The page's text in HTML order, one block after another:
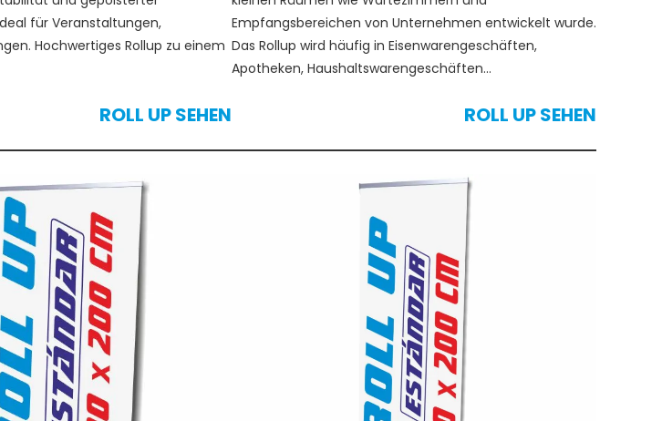
für Veranstaltungen,
Hochwertiges Rollup zu einem
ROLL UP SEHEN
Empfangsbereichen von Unternehmen entwickelt wurde.
Das Rollup wird häufig in Eisenwarengeschäften,
Apotheken, Haushaltswarengeschäften...
ROLL UP SEHEN